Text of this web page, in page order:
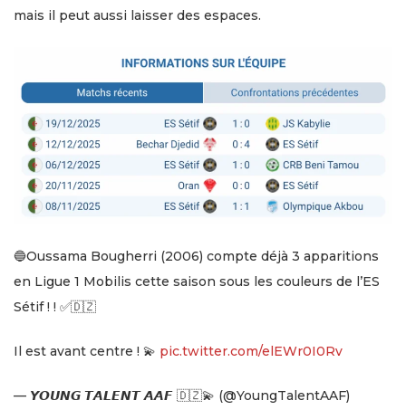
mais il peut aussi laisser des espaces.
🔵Oussama Bougherri (2006) compte déjà 3 apparitions
en Ligue 1 Mobilis cette saison sous les couleurs de l’ES
Sétif ! ! ✅🇩🇿
Il est avant centre ! 💫 pic.twitter.com/elEWr0I0Rv
— 𝙔𝙊𝙐𝙉𝙂 𝙏𝘼𝙇𝙀𝙉𝙏 𝘼𝘼𝙁 🇩🇿💫 (@YoungTalentAAF)